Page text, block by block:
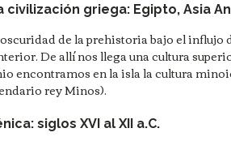
civilización griega: Egipto, Asia
de la prehistoria bajo el influjo
De allí nos llega una cultura
encontramos en la isla la cultura
rey Minos).
siglos XVI al XII a.C.